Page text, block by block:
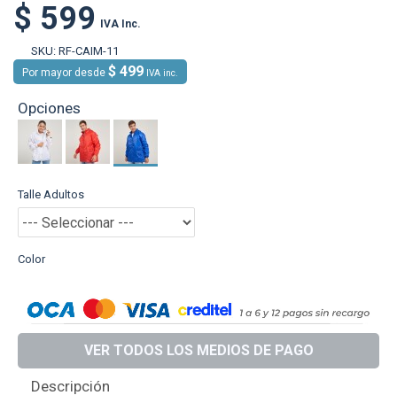
$ 599 IVA Inc.
SKU: RF-CAIM-11
Por mayor desde $ 499 IVA inc.
Opciones
Talle Adultos
Color
Descripción
VER TODOS LOS MEDIOS DE PAGO